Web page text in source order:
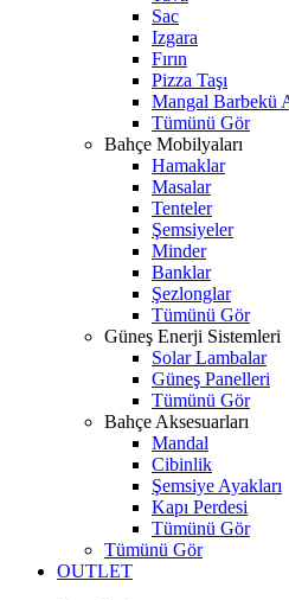
Sac
Izgara
Fırın
Pizza Taşı
Mangal Barbekü
Tümünü Gör
Bahçe Mobilyaları
Hamaklar
Masalar
Tenteler
Şemsiyeler
Minder
Banklar
Şezlonglar
Tümünü Gör
Güneş Enerji Sistemleri
Solar Lambalar
Güneş Panelleri
Tümünü Gör
Bahçe Aksesuarları
Mandal
Cibinlik
Şemsiye Ayakları
Kapı Perdesi
Tümünü Gör
Tümünü Gör
OUTLET